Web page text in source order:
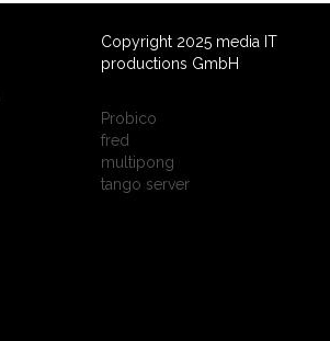
Copyright 2025 media IT
productions GmbH
Probico
fred
multipong
tango server